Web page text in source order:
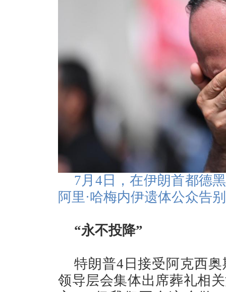
7月4日，在伊朗首都德
阿里·哈梅内伊遗体公众告
“永不投降”
特朗普4日接受阿克西
领导层会集体出席葬礼相